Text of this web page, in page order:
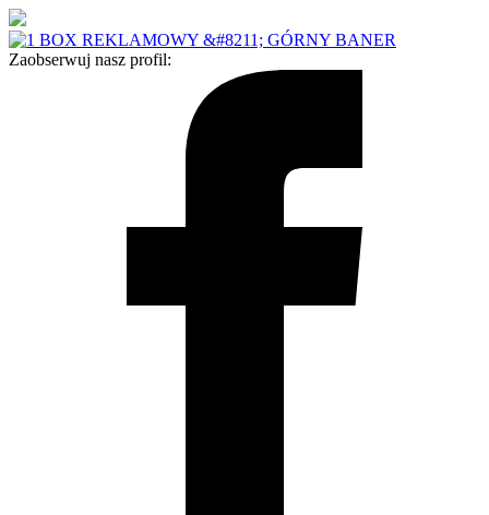
Zaobserwuj nasz profil: